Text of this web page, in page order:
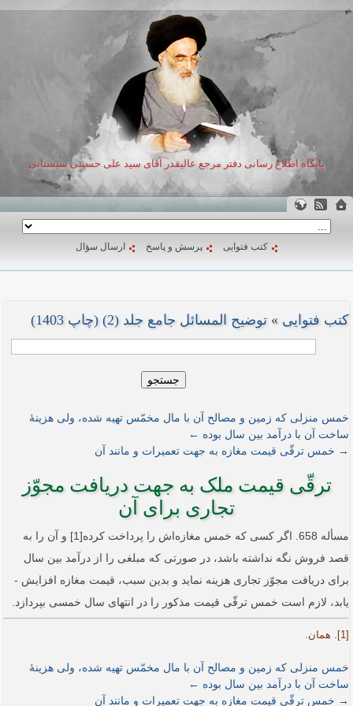
پایگاه اطلاع رسانی دفتر مرجع عالیقدر آقای سید علی حسینی سیستانی
کتب فتوایی پرسش و پاسخ ارسال سؤال
کتب فتوایی » توضیح المسائل جامع جلد (2) (چاپ 1403)
جستجو
خمس منزلی که زمین و مصالح آن با مال مخمّس تهیه شده، ولی هزینۀ
ساخت آن با درآمد بین سال بوده ←
→ خمس ترقّی قیمت مغازه به جهت تعمیرات و مانند آن
ترقّی قیمت ملک به جهت دریافت مجوّز
تجاری برای آن
مسأله 658. اگر کسی که خمس مغازه‌اش را پرداخت کرده[1] و آن را به
قصد فروش نگه نداشته باشد، در صورتی که مبلغی را از درآمد بین سال
برای دریافت مجوّز تجاری هزینه­ نماید و بدین سبب، قیمت مغازه افزایش ­
یابد، لازم است خمس ترقّی قیمت مذکور را در انتهای سال خمسی بپردازد.
[1]. همان.
خمس منزلی که زمین و مصالح آن با مال مخمّس تهیه شده، ولی هزینۀ
ساخت آن با درآمد بین سال بوده ←
→ خمس ترقّی قیمت مغازه به جهت تعمیرات و مانند آن